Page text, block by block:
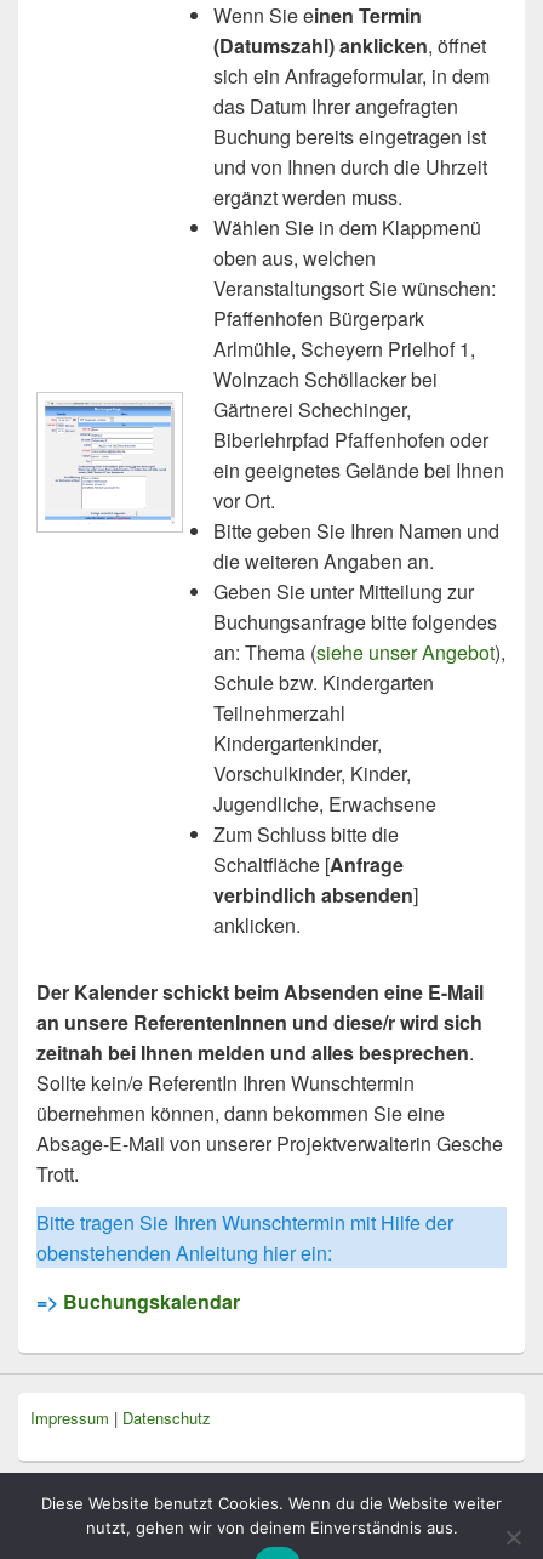
Wenn Sie einen Termin
(Datumszahl) anklicken, öffnet
sich ein Anfrageformular, in dem
das Datum Ihrer angefragten
Buchung bereits eingetragen ist
und von Ihnen durch die Uhrzeit
ergänzt werden muss.
Wählen Sie in dem Klappmenü
oben aus, welchen
Veranstaltungsort Sie wünschen:
Pfaffenhofen Bürgerpark
Arlmühle, Scheyern Prielhof 1,
Wolnzach Schöllacker bei
Gärtnerei Schechinger,
Biberlehrpfad Pfaffenhofen oder
ein geeignetes Gelände bei Ihnen
vor Ort.
Bitte geben Sie Ihren Namen und
die weiteren Angaben an.
Geben Sie unter Mitteilung zur
Buchungsanfrage bitte folgendes
an: Thema (siehe unser Angebot),
Schule bzw. Kindergarten
Teilnehmerzahl
Kindergartenkinder,
Vorschulkinder, Kinder,
Jugendliche, Erwachsene
Zum Schluss bitte die
Schaltfläche [Anfrage
verbindlich absenden]
anklicken.
Der Kalender schickt beim Absenden eine E-Mail
an unsere ReferentenInnen und diese/r wird sich
zeitnah bei Ihnen melden und alles besprechen.
Sollte kein/e ReferentIn Ihren Wunschtermin
übernehmen können, dann bekommen Sie eine
Absage-E-Mail von unserer Projektverwalterin Gesche
Trott.
Bitte tragen Sie Ihren Wunschtermin mit Hilfe der
obenstehenden Anleitung hier ein:
=> Buchungskalendar
Impressum | Datenschutz
Diese Website benutzt Cookies. Wenn du die Website weiter
nutzt, gehen wir von deinem Einverständnis aus.